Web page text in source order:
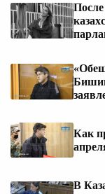
Как
В